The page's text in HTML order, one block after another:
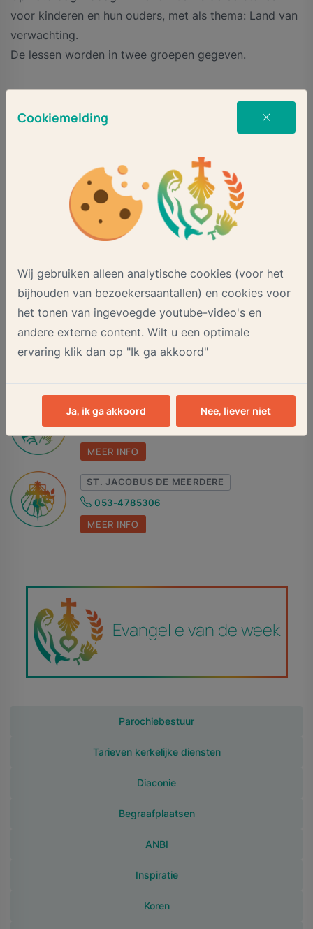
Cookiemelding
Wij gebruiken alleen analytische cookies (voor het
bijhouden van bezoekersaantallen) en cookies voor
het tonen van ingevoegde youtube-video's en
andere externe content. Wilt u een optimale
ervaring klik dan op "Ik ga akkoord"
Ja, ik ga akkoord Nee, liever niet
voor kinderen en hun ouders, met als thema: Land van
verwachting.
De lessen worden in twee groepen gegeven.
1 juli 2024 Delen op:
Naar vorige pagina
Onze parochies
MARIA VLUCHT
053-5361675
ST. FRANCISCUS VAN ASSISIË
053-5743929
MEER INFO
ST. JACOBUS DE MEERDERE
053-4785306
MEER INFO
Parochiebestuur
Tarieven kerkelijke diensten
Diaconie
Begraafplaatsen
ANBI
Inspiratie
Koren